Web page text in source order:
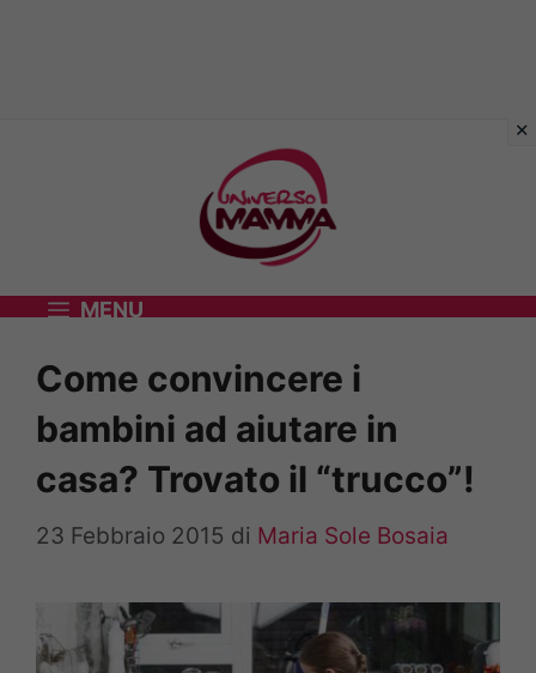
MENU
Come convincere i
bambini ad aiutare in
casa? Trovato il “trucco”!
23 Febbraio 2015 di Maria Sole Bosaia